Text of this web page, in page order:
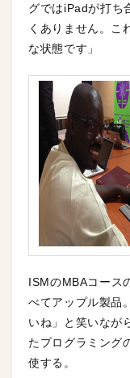
グではiPadが打ち
くありません。こ
な状態です」
ISMのMBAコース
べてアップル製品
いね」と笑いなが
たプログラミング
使する。